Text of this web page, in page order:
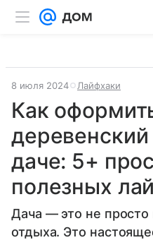
8 июля 2024 Лайфхаки
Как
даче: 5+
полезных
Дача — это не просто
отдыха. Это